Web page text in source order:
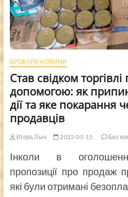
БРОВАРИ НОВИНИ
Став свідком
допомогою: як
дії та яке покарання
продавців
Игорь Лыч 2022-05-15 Без
Інколи в
пропозиції про продаж
які були отримані